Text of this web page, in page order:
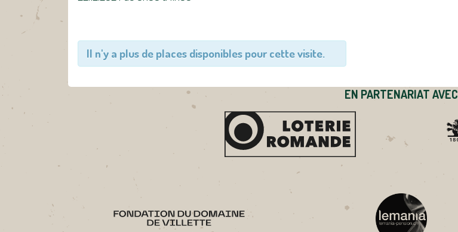
Il n'y a plus de places disponibles pour cette visite.
EN PARTENARIAT AVEC